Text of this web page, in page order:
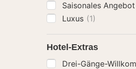
Saisonales Angebot
Luxus (1)
Hotel-Extras
Drei-Gänge-